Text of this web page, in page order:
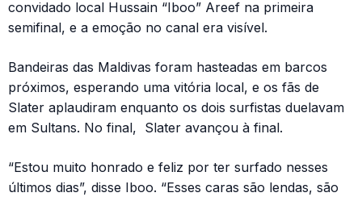
convidado local Hussain “Iboo” Areef na primeira
semifinal, e a emoção no canal era visível.
Bandeiras das Maldivas foram hasteadas em barcos
próximos, esperando uma vitória local, e os fãs de
Slater aplaudiram enquanto os dois surfistas duelavam
em Sultans. No final, Slater avançou à final.
“Estou muito honrado e feliz por ter surfado nesses
últimos dias”, disse Iboo. “Esses caras são lendas, são